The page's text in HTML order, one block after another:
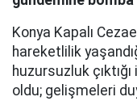
Konya Kapalı
hareketlilik
huzursuzluk
oldu; gelişmeleri